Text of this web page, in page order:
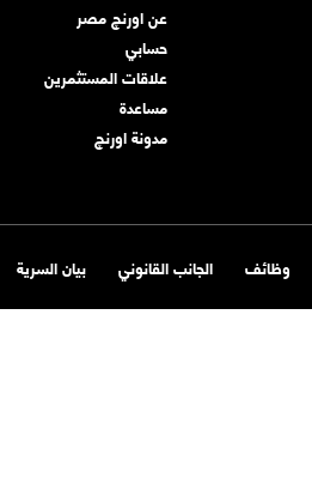
عن اورنچ مصر
حسابي
علاقات المستثمرين
مساعدة
مدونة اورنچ
وظائف الجانب القانوني بيان السرية